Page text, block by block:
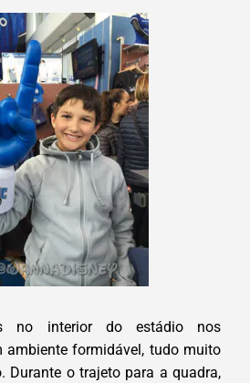
no interior do estádio nos
ambiente formidável, tudo muito
Durante o trajeto para a quadra,